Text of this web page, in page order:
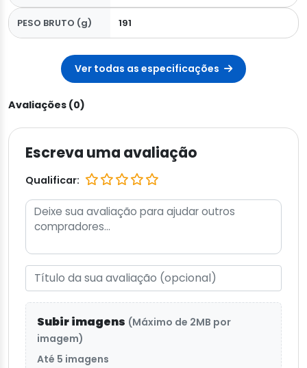
PESO BRUTO (g) 191
Ver todas as especificações
Avaliações (0)
Escreva uma avaliação
Qualificar:
Subir imagens (Máximo de 2MB por
imagem)
Até 5 imagens